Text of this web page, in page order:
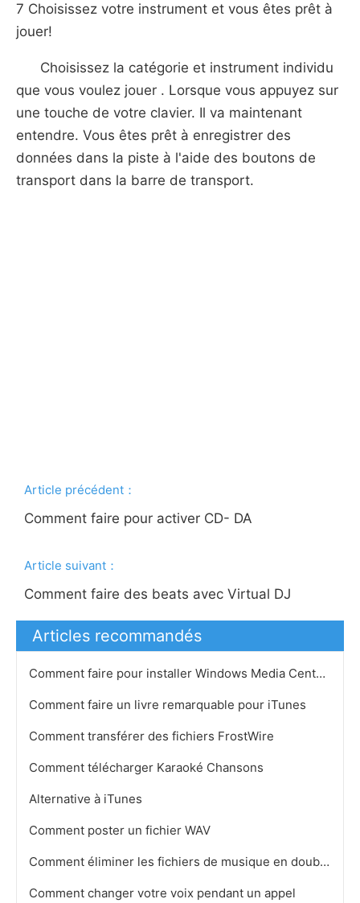
7 Choisissez votre instrument et vous êtes prêt à
jouer!
Choisissez la catégorie et instrument individu
que vous voulez jouer . Lorsque vous appuyez sur
une touche de votre clavier. Il va maintenant
entendre. Vous êtes prêt à enregistrer des
données dans la piste à l'aide des boutons de
transport dans la barre de transport.
Article précédent：
Comment faire pour activer CD- DA
Article suivant：
Comment faire des beats avec Virtual DJ
Articles recommandés
Comment faire pour installer Windows Media Center sur Vista
Comment faire un livre remarquable pour iTunes
Comment transférer des fichiers FrostWire
Comment télécharger Karaoké Chansons
Alternative à iTunes
Comment poster un fichier WAV
Comment éliminer les fichiers de musique en double
Comment changer votre voix pendant un appel